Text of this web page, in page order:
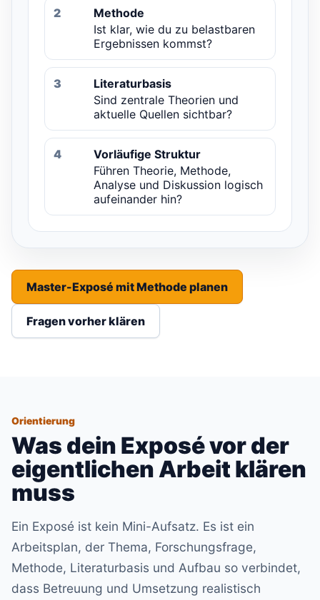
2
Methode
Ist klar, wie du zu belastbaren
Ergebnissen kommst?
3
Literaturbasis
Sind zentrale Theorien und
aktuelle Quellen sichtbar?
4
Vorläufige Struktur
Führen Theorie, Methode,
Analyse und Diskussion logisch
aufeinander hin?
Master-Exposé mit Methode planen
Fragen vorher klären
Orientierung
Was dein Exposé vor der
eigentlichen Arbeit klären
muss
Ein Exposé ist kein Mini-Aufsatz. Es ist ein
Arbeitsplan, der Thema, Forschungsfrage,
Methode, Literaturbasis und Aufbau so verbindet,
dass Betreuung und Umsetzung realistisch